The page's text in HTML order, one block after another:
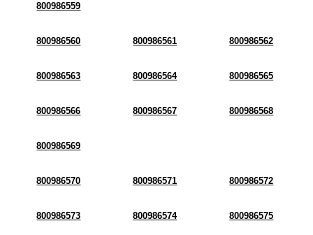
800986559
800986560 800986561 800986562
800986563 800986564 800986565
800986566 800986567 800986568
800986569
800986570 800986571 800986572
800986573 800986574 800986575